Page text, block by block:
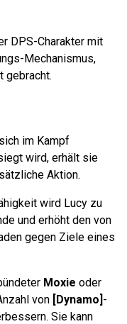
DPS-Charakter mit
Mechanismus,
gebracht.
im Kampf
wird, erhält sie
Aktion.
wird Lucy zu
und erhöht den von
gegen Ziele eines
Moxie oder
von [Dynamo] -
Sie kann